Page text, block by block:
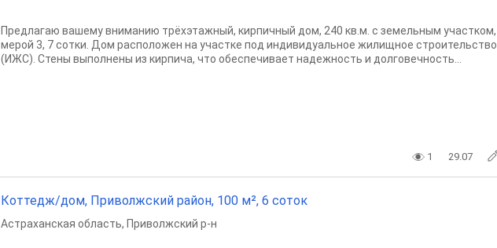
Предлагаю вашему вниманию трёхэтажный, кирпичный дом, 240 кв.м. с земельным участком,
мерой 3, 7 сотки. Дом расположен на участке под индивидуальное жилищное строительство
(ИЖС). Стены выполнены из кирпича, что обеспечивает надежность и долговечность...
1 29.07
Коттедж/дом, Приволжский район, 100 м², 6 соток
Астраханская область, Приволжский р-н